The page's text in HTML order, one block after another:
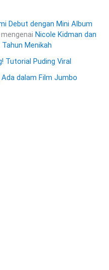
Debut dengan Mini Album
mengenai Nicole Kidman dan
Menikah
Tutorial Puding Viral
dalam Film Jumbo